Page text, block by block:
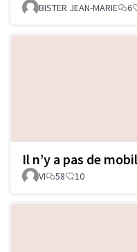
BISTER JEAN-MARIE 6
Il n’y a pas de
VI 58 10